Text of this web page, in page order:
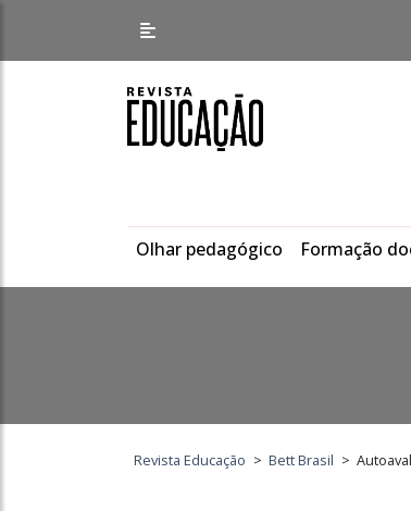
Olhar pedagógico Formação
Revista Educação > Bett Brasil >